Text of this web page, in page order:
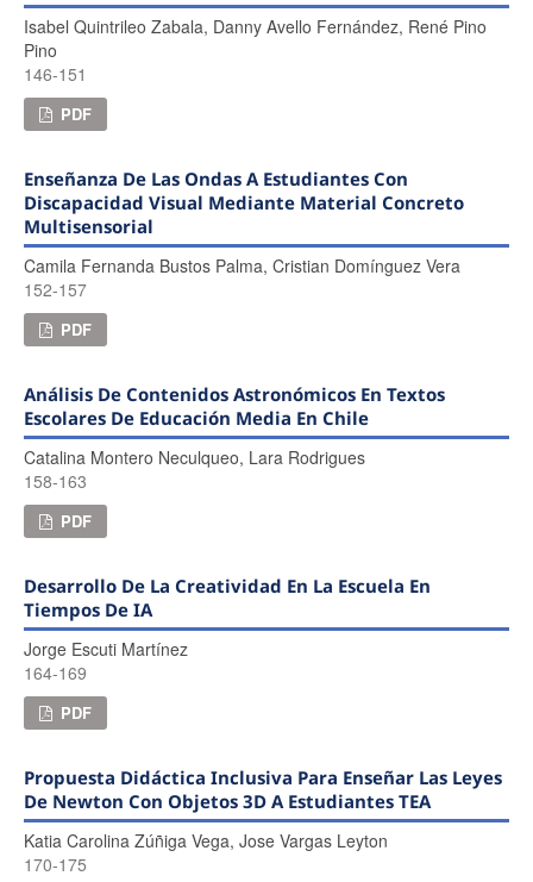
Isabel Quintrileo Zabala, Danny Avello Fernández, René Pino
Pino
146-151
PDF
Enseñanza De Las Ondas A Estudiantes Con
Discapacidad Visual Mediante Material Concreto
Multisensorial
Camila Fernanda Bustos Palma, Cristian Domínguez Vera
152-157
PDF
Análisis De Contenidos Astronómicos En Textos
Escolares De Educación Media En Chile
Catalina Montero Neculqueo, Lara Rodrigues
158-163
PDF
Desarrollo De La Creatividad En La Escuela En
Tiempos De IA
Jorge Escuti Martínez
164-169
PDF
Propuesta Didáctica Inclusiva Para Enseñar Las Leyes
De Newton Con Objetos 3D A Estudiantes TEA
Katia Carolina Zúñiga Vega, Jose Vargas Leyton
170-175